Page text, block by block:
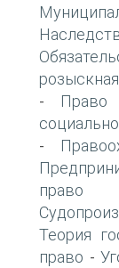
- Право
-
право
Теория
право -